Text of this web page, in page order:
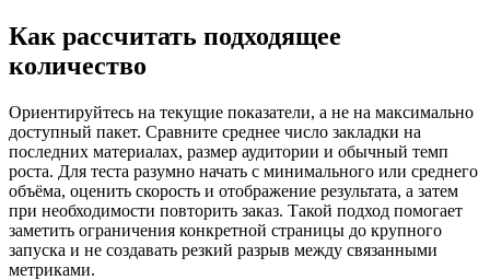
Как рассчитать подходящее
количество
Ориентируйтесь на текущие показатели, а не на максимально
доступный пакет. Сравните среднее число закладки на
последних материалах, размер аудитории и обычный темп
роста. Для теста разумно начать с минимального или среднего
объёма, оценить скорость и отображение результата, а затем
при необходимости повторить заказ. Такой подход помогает
заметить ограничения конкретной страницы до крупного
запуска и не создавать резкий разрыв между связанными
метриками.